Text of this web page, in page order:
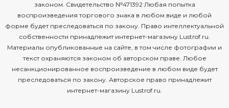
законом. Свидетельство №471392 Любая попытка
воспроизведения торгового знака в любом виде и любой
форме будет преследоваться по закону. Право интеллектуальной
собственности принадлежит интернет-магазину Lustrof.ru.
Материалы опубликованные на сайте, в том числе фотографии и
текст охраняются законом об авторском праве. Любое
несанкционированное воспроизведение в любом виде будет
преследоваться по закону. Авторское право принадлежит
интернет-магазину Lustrof.ru.